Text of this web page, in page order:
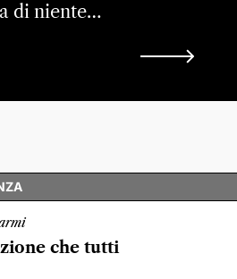
di niente…
che tutti